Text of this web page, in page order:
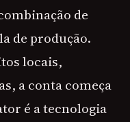
de
de produção.
locais,
a conta começa
é a tecnologia